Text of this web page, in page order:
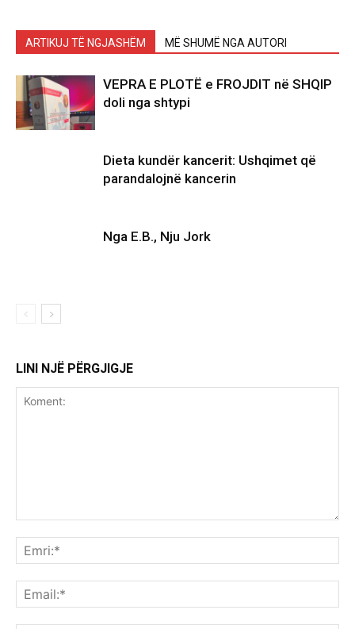
ARTIKUJ TË NGJASHËM MË SHUMË NGA AUTORI
VEPRA E PLOTË e FROJDIT në SHQIP
doli nga shtypi
Dieta kundër kancerit: Ushqimet që
parandalojnë kancerin
Nga E.B., Nju Jork
LINI NJË PËRGJIGJE